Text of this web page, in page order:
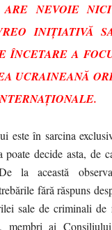
NEVOIE
INIȚIATIVĂ
ÎNCETARE A
UCRAINEANĂ
este în sarcina
poate decide asta, de
la această
fără răspuns
sale de criminali de
membri ai